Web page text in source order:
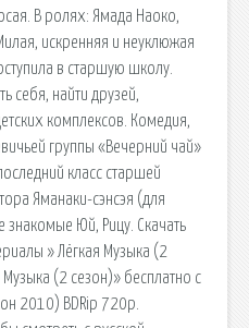
В ролях: Ямада Наоко,
искренняя и неуклюжая
в старшую школу.
себя, найти друзей,
комплексов. Комедия,
группы «Вечерний чай»
класс старшей
Яманаки-сэнсэя (для
Юй, Рицу. Скачать
» Лёгкая Музыка (2
Музыка (2 сезон)» бесплатно c
2010) BDRip 720p.